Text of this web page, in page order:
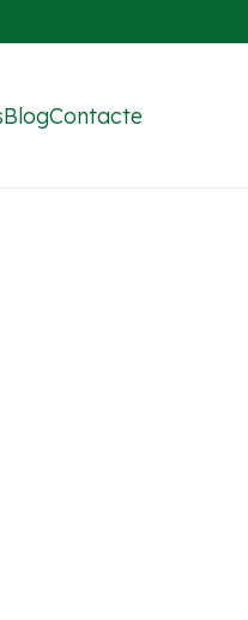
BlogContacte